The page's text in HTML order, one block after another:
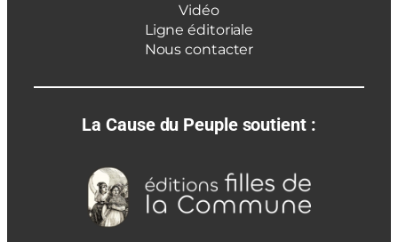
Vidéo
Ligne éditoriale
Nous contacter
La Cause du Peuple soutient :